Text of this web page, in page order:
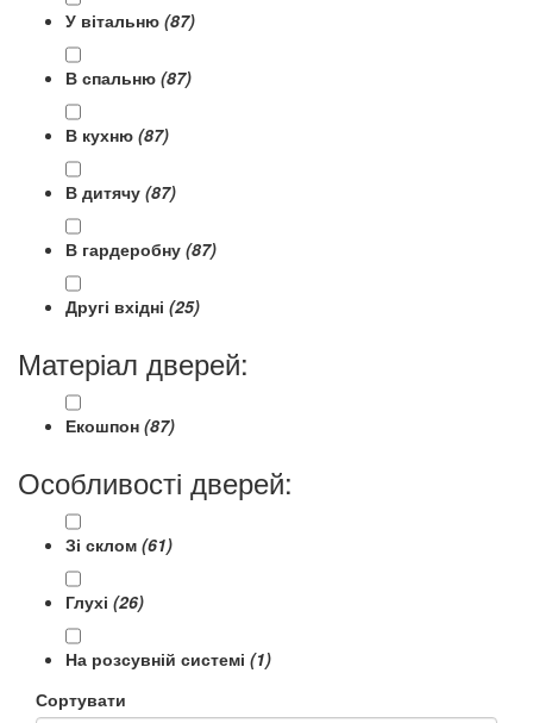
У вітальню (87)
В спальню (87)
В кухню (87)
В дитячу (87)
В гардеробну (87)
Другі вхідні (25)
Матеріал дверей:
Екошпон (87)
Особливості дверей:
Зі склом (61)
Глухі (26)
На розсувній системі (1)
Сортувати